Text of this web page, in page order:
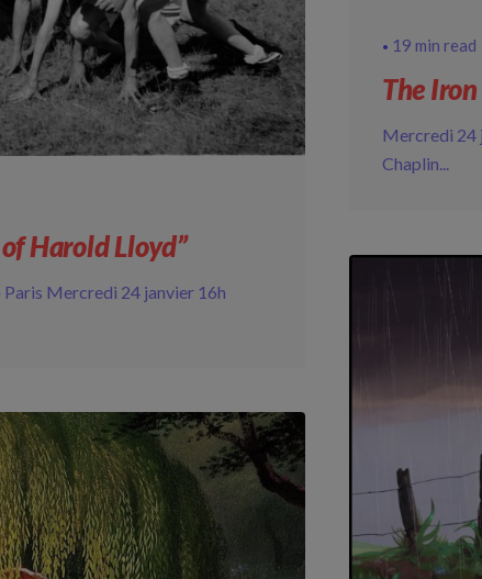
Harold Lloyd”
Mercredi 24 janvier 16h
19 min read
The
Mercredi 24
Chaplin...